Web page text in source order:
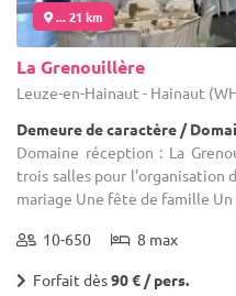
... 21 km
La Grenouillère
Leuze-en-Hainaut - Hainaut
Demeure de caractère /
Domaine réception : La
trois salles pour l’organisation
mariage Une fête de famille
10-650 8 max
Forfait dès90 € / pers.